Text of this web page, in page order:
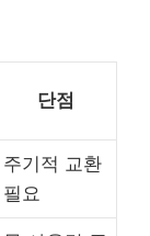
단점
주기적 교환
필요